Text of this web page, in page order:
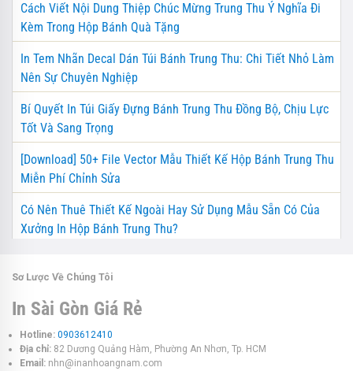
Cách Viết Nội Dung Thiệp Chúc Mừng Trung Thu Ý Nghĩa Đi
Kèm Trong Hộp Bánh Quà Tặng
In Tem Nhãn Decal Dán Túi Bánh Trung Thu: Chi Tiết Nhỏ Làm
Nên Sự Chuyên Nghiệp
Bí Quyết In Túi Giấy Đựng Bánh Trung Thu Đồng Bộ, Chịu Lực
Tốt Và Sang Trọng
[Download] 50+ File Vector Mẫu Thiết Kế Hộp Bánh Trung Thu
Miễn Phí Chỉnh Sửa
Có Nên Thuê Thiết Kế Ngoài Hay Sử Dụng Mẫu Sẵn Có Của
Xưởng In Hộp Bánh Trung Thu?
Sơ Lược Về Chúng Tôi
In Sài Gòn Giá Rẻ
Hotline: 0903612410
Địa chỉ: 82 Dương Quảng Hàm, Phường An Nhơn, Tp. HCM
Email: nhn@inanhoangnam.com